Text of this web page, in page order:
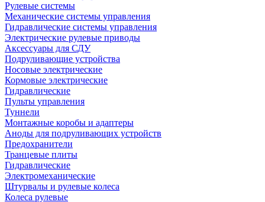
Рулевые системы
Механические системы управления
Гидравлические системы управления
Электрические рулевые приводы
Аксессуары для СДУ
Подруливающие устройства
Носовые электрические
Кормовые электрические
Гидравлические
Пульты управления
Туннели
Монтажные коробы и адаптеры
Аноды для подруливающих устройств
Предохранители
Транцевые плиты
Гидравлические
Электромеханические
Штурвалы и рулевые колеса
Колеса рулевые